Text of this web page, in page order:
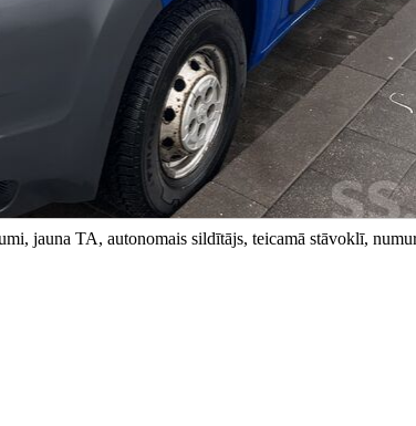
jauna TA, autonomais sildītājs, teicamā stāvoklī,